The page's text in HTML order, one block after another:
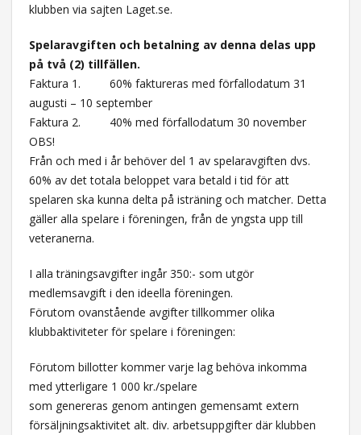
klubben via sajten Laget.se.
Spelaravgiften och betalning av denna delas upp
på två (2) tillfällen.
Faktura 1. 60% faktureras med förfallodatum 31
augusti – 10 september
Faktura 2. 40% med förfallodatum 30 november
OBS!
Från och med i år behöver del 1 av spelaravgiften dvs.
60% av det totala beloppet vara betald i tid för att
spelaren ska kunna delta på isträning och matcher. Detta
gäller alla spelare i föreningen, från de yngsta upp till
veteranerna.
I alla träningsavgifter ingår 350:- som utgör
medlemsavgift i den ideella föreningen.
Förutom ovanstående avgifter tillkommer olika
klubbaktiviteter för spelare i föreningen:
Förutom billotter kommer varje lag behöva inkomma
med ytterligare 1 000 kr./spelare
som genereras genom antingen gemensamt extern
försäljningsaktivitet alt. div. arbetsuppgifter där klubben